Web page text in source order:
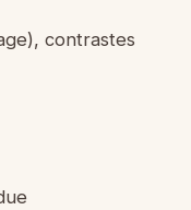
contrastes